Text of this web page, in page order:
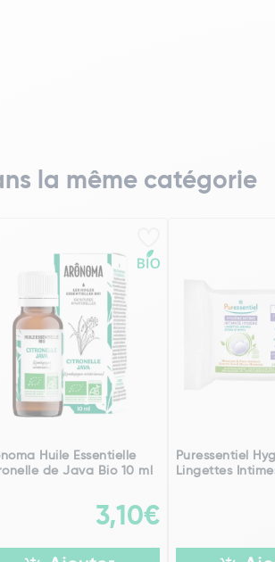
la même catégorie
Huile Essentielle
de Java Bio 10 ml
3,10€
Puressentiel
Lingettes